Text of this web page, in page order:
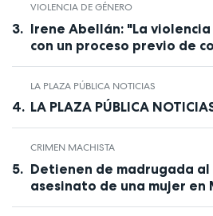
VIOLENCIA DE GÉNERO
Irene Abellán: "La
con un proceso previo de
LA PLAZA PÚBLICA NOTICIAS
LA PLAZA PÚBLICA
CRIMEN MACHISTA
Detienen de madrugada
asesinato de una mujer en